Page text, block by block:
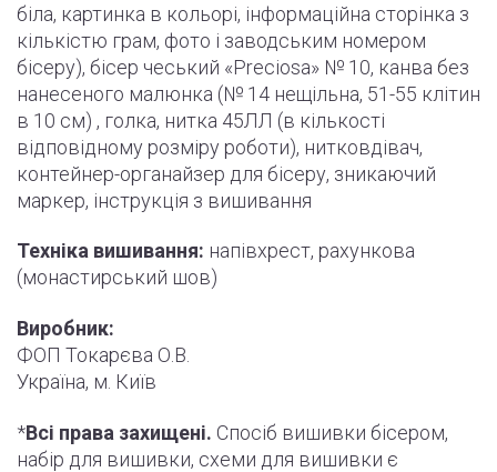
Підпишись на наші новини
та отримай
знижку5 %
На всі товари
ПІДПИСАТИСЯ
×
біла, картинка в кольорі, інформаційна сторінка з
кількістю грам, фото і заводським номером
бісеру), бісер чеський «Preciosa» № 10, канва без
нанесеного малюнка (№ 14 нещільна, 51-55 клітин
в 10 см) , голка, нитка 45ЛЛ (в кількості
відповідному розміру роботи), нитковдівач,
контейнер-органайзер для бісеру, зникаючий
маркер, інструкція з вишивання
Техніка вишивання: напівхрест, рахункова
(монастирський шов)
Виробник:
ФОП Токарєва О.В.
Україна, м. Київ
*Всі права захищені. Спосіб вишивки бісером,
набір для вишивки, схеми для вишивки є